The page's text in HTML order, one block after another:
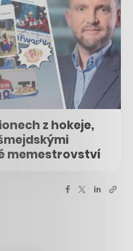
z hokeje,
memestrovství